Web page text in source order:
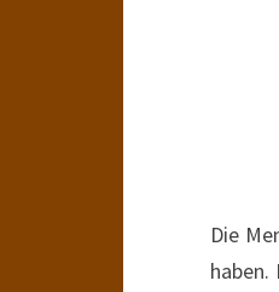
Die